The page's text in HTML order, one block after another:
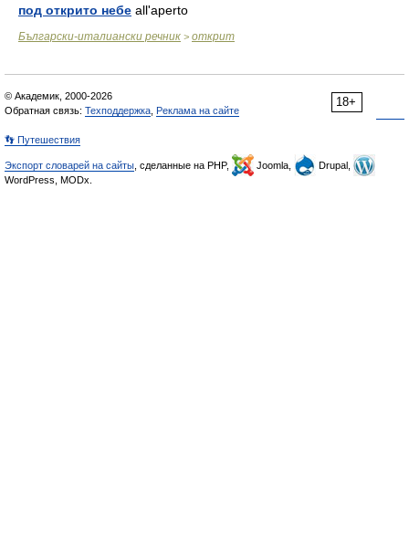
под открито небе all'aperto
Български-италиански речник > открит
18+
© Академик, 2000-2026
Обратная связь: Техподдержка Реклама на сайте
👣 Путешествия
Экспорт словарей на сайты , сделанные на PHP, Joomla,
Drupal,
WordPress, MODx.